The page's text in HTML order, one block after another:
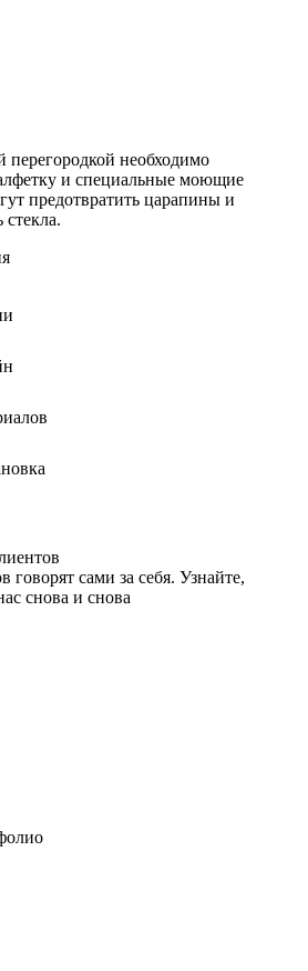
перегородкой необходимо
и специальные моющие
предотвратить царапины и
стекла.
сами за себя. Узнайте,
снова и снова